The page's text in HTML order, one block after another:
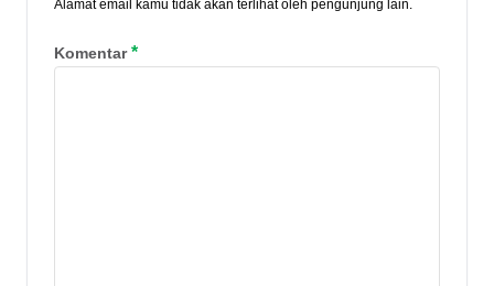
Alamat email kamu tidak akan terlihat oleh pengunjung lain.
Komentar*